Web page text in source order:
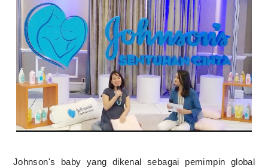
Johnson's baby yang dikenal sebagai pemimpin global